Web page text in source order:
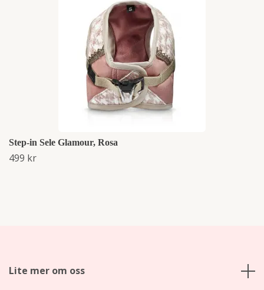
Step-in Sele Glamour, Rosa
499 kr
Lite mer om oss